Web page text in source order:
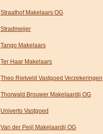
Straathof Makelaars OG
Stradmeijer
Tango Makelaars
Ter Haar Makelaars
Theo Rietveld Vastgoed Verzekeringen
Thorwald Brouwer Makelaardij OG
Univerto Vastgoed
Van der Peijl Makelaardij OG